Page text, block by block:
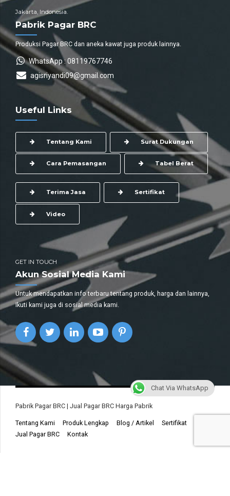
Jakarta, Indonesia.
Pabrik Pagar BRC
Produksi Pagar BRC dan aneka kawat juga produk lainnya.
WhatsApp : 08119767746
agisriyandi09@gmail.com
Useful Links
Tentang Kami Surat Dukungan
Cara Pemasangan Tabel Berat
Terima Jasa Sertifikat
Video
GET IN TOUCH
Akun Sosial Media Kami
Untuk mendapatkan info terbaru tentang produk, harga dan lainnya,
Ikuti kami juga di sosial media kami.
Pabrik Pagar BRC | Jual Pagar BRC Harga Pabrik
Tentang Kami Produk Lengkap Blog / Artikel
Sertifikat
Jual Pagar BRC
Kontak
Chat Via WhatsApp